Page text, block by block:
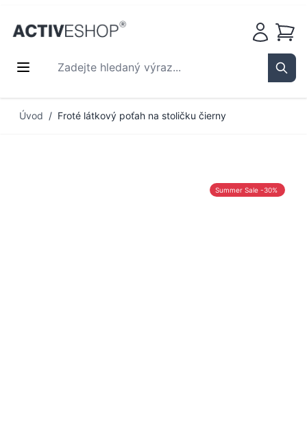
Zadejte hledaný výraz...
Košík
Úvod / Froté látkový poťah na stoličku čierny
Summer Sale -30%